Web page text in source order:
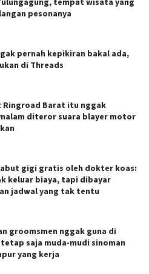
pesonanya
pernah kepikiran bakal ada,
di Threads
Ringroad Barat itu nggak
diteror suara blayer motor
gigi gratis oleh dokter koas:
keluar biaya, tapi dibayar
jadwal yang tak tentu
groomsmen nggak guna di
saja muda-mudi sinoman
yang kerja